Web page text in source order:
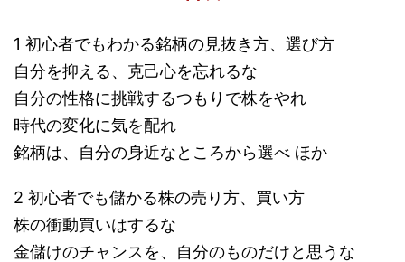
1 初心者でもわかる銘柄の見抜き方、選び方
自分を抑える、克己心を忘れるな
自分の性格に挑戦するつもりで株をやれ
時代の変化に気を配れ
銘柄は、自分の身近なところから選べ ほか
2 初心者でも儲かる株の売り方、買い方
株の衝動買いはするな
金儲けのチャンスを、自分のものだけと思うな